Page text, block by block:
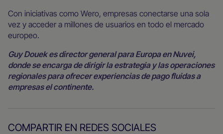
Con iniciativas como Wero, empresas conectarse una sola
vez y acceder a millones de usuarios en todo el mercado
europeo.
Guy Douek es director general para Europa en Nuvei,
donde se encarga de dirigir la estrategia y las operaciones
regionales para ofrecer experiencias de pago fluidas a
empresas el continente.
COMPARTIR EN REDES SOCIALES